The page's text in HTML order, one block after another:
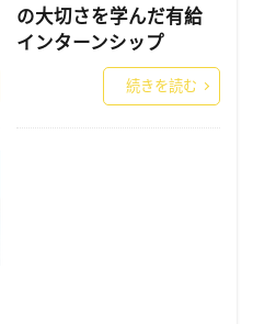
の大切さを学んだ有給
インターンシップ
続きを読む